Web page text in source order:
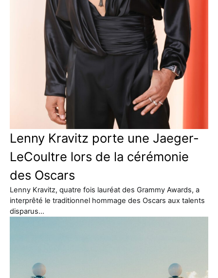
Lenny Kravitz porte une Jaeger-
LeCoultre lors de la cérémonie
des Oscars
Lenny Kravitz, quatre fois lauréat des Grammy Awards, a
interprêté le traditionnel hommage des Oscars aux talents
disparus…